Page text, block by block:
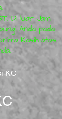
Di luar Jam
Anda pada
Kasih atas
KC